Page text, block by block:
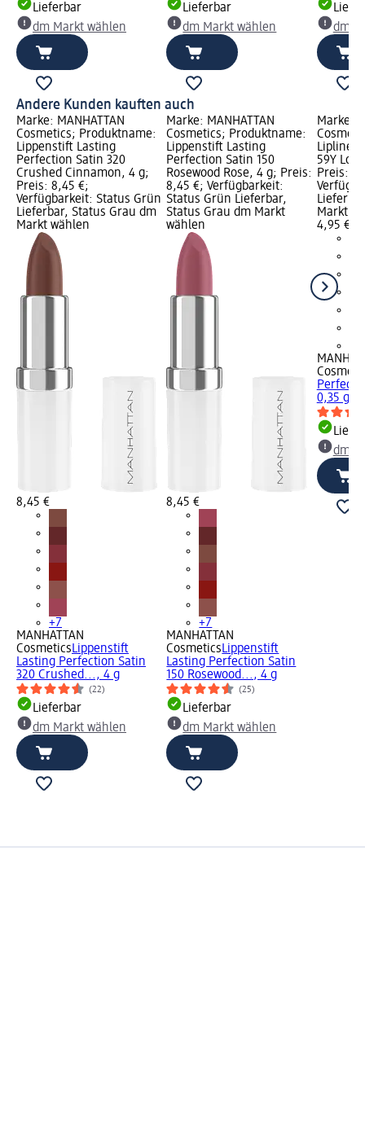
Lieferbar
dm Markt wählen
Lieferbar
dm Markt wählen
dm
Andere Kunden kauften auch
Marke: MANHATTAN
Cosmetics; Produktname:
Lippenstift Lasting
Perfection Satin 320
Crushed Cinnamon, 4 g;
Preis: 8,45 €;
Verfügbarkeit: Status Grün
Lieferbar, Status Grau dm
Markt wählen
8,45 €
+7
MANHATTAN
CosmeticsLippenstift
Lasting Perfection Satin
320 Crushed..., 4 g
(22)
Lieferbar
dm Markt wählen
Marke: MANHATTAN
Cosmetics; Produktname:
Lippenstift Lasting
Perfection Satin 150
Rosewood Rose, 4 g; Preis:
8,45 €; Verfügbarkeit:
Status Grün Lieferbar,
Status Grau dm Markt
wählen
8,45 €
+7
MANHATTAN
CosmeticsLippenstift
Lasting Perfection Satin
150 Rosewood..., 4 g
(25)
Lieferbar
dm Markt wählen
Marke:
Lipliner
59Y
Preis:
Markt
4,95 €
0,35 g
dm